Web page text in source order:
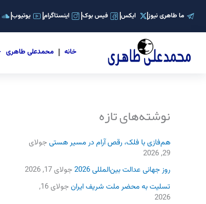
ما طاهری نیوز ایکس فیس بوک اینستاگرام یوتیوب
خانه محمدعلی طاهری
نوشته‌های تازه
هم‌فازی با فلک، رقص آرام در مسیر هستیجولای
29, 2026
روز جهانی عدالت بین‌المللی 2026
جولای 17, 2026
تسلیت به محضر ملت شریف ایران
جولای 16,
2026